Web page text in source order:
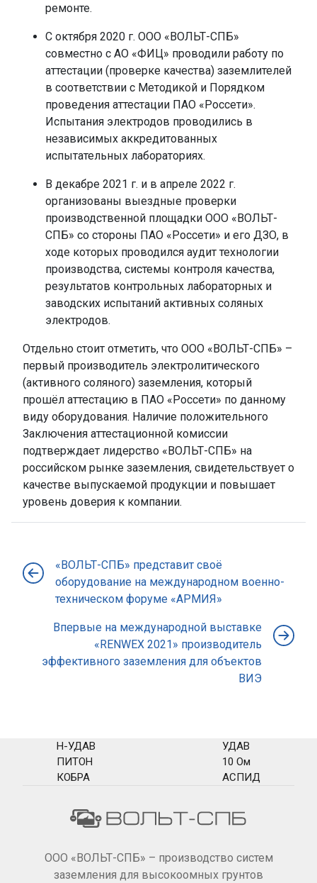
ремонте.
С октября 2020 г. ООО «ВОЛЬТ-СПБ»
совместно с АО «ФИЦ» проводили работу по
аттестации (проверке качества) заземлителей
в соответствии с Методикой и Порядком
проведения аттестации ПАО «Россети».
Испытания электродов проводились в
независимых аккредитованных
испытательных лабораториях.
В декабре 2021 г. и в апреле 2022 г.
организованы выездные проверки
производственной площадки ООО «ВОЛЬТ-
СПБ» со стороны ПАО «Россети» и его ДЗО, в
ходе которых проводился аудит технологии
производства, системы контроля качества,
результатов контрольных лабораторных и
заводских испытаний активных соляных
электродов.
Отдельно стоит отметить, что ООО «ВОЛЬТ-СПБ» –
первый производитель электролитического
(активного соляного) заземления, который
прошёл аттестацию в ПАО «Россети» по данному
виду оборудования. Наличие положительного
Заключения аттестационной комиссии
подтверждает лидерство «ВОЛЬТ-СПБ» на
российском рынке заземления, свидетельствует о
качестве выпускаемой продукции и повышает
уровень доверия к компании.
«ВОЛЬТ-СПБ» представит своё
оборудование на международном военно-
техническом форуме «АРМИЯ»
Впервые на международной выставке
«RENWEX 2021» производитель
эффективного заземления для объектов
ВИЭ
Н-УДАВ
ПИТОН
КОБРА
УДАВ
10 Ом
АСПИД
ООО «ВОЛЬТ-СПБ» – производство систем
заземления для высокоомных грунтов